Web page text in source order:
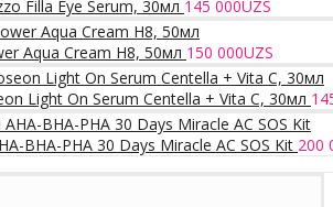
Filla Eye Serum, 30мл 145 000UZS
Aqua Cream H8, 50мл 150 000UZS
Light On Serum Centella + Vita C, 30мл
BHA-PHA 30 Days Miracle AC SOS Kit 200